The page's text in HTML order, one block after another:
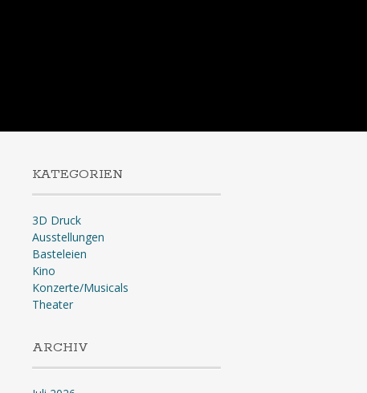
KATEGORIEN
3D Druck
Ausstellungen
Basteleien
Kino
Konzerte/Musicals
Theater
ARCHIV